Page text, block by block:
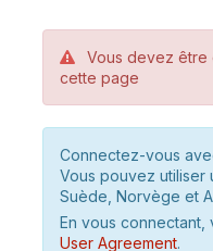
Vous devez
cette page
Connectez-vous
Vous pouvez utiliser
Suède, Norvège et
En vous
User Agreement.